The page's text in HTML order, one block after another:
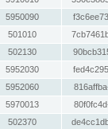
5950090
501010
502130
5952030
5952060
5970013
502370